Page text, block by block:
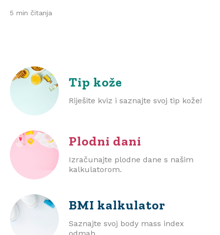
5 min čitanja
Tip kože
Riješite kviz i saznajte svoj tip kože!
Plodni dani
Izračunajte plodne dane s našim
kalkulatorom.
BMI kalkulator
Saznajte svoj body mass index